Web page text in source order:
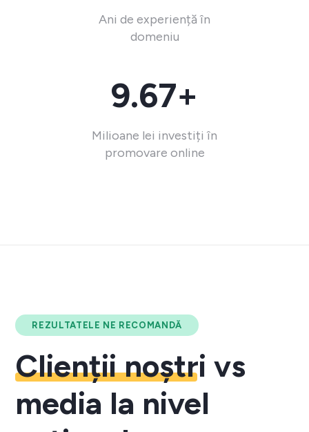
Ani de experiență în
domeniu
9.67+
Milioane lei investiți în
promovare online
REZULTATELE NE RECOMANDĂ
Clienții noștri vs
media la nivel